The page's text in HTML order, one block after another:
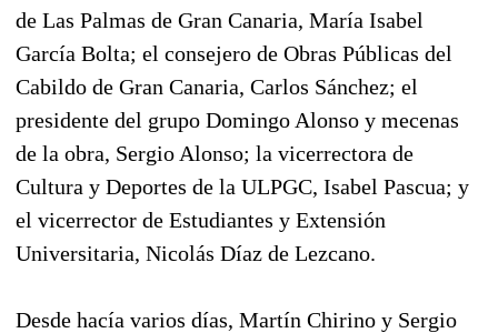
de Las Palmas de Gran Canaria, María Isabel
García Bolta; el consejero de Obras Públicas del
Cabildo de Gran Canaria, Carlos Sánchez; el
presidente del grupo Domingo Alonso y mecenas
de la obra, Sergio Alonso; la vicerrectora de
Cultura y Deportes de la ULPGC, Isabel Pascua; y
el vicerrector de Estudiantes y Extensión
Universitaria, Nicolás Díaz de Lezcano.
Desde hacía varios días, Martín Chirino y Sergio